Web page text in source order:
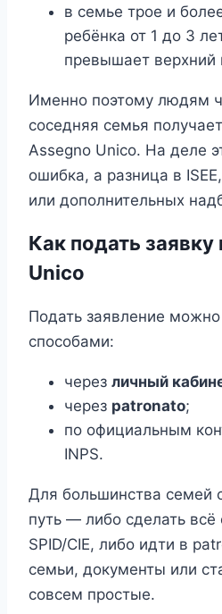
в семье трое и
ребёнка от 1 до 3
превышает верхний
Именно поэтому людям
соседняя семья
Assegno Unico. На деле
ошибка, а разница в
или дополнительных
Как подать заявку
Unico
Подать заявление
способами:
через личный
через patronato;
по официальным
INPS.
Для большинства семей
путь — либо сделать всё
SPID/CIE, либо идти в
семьи, документы или
совсем простые.